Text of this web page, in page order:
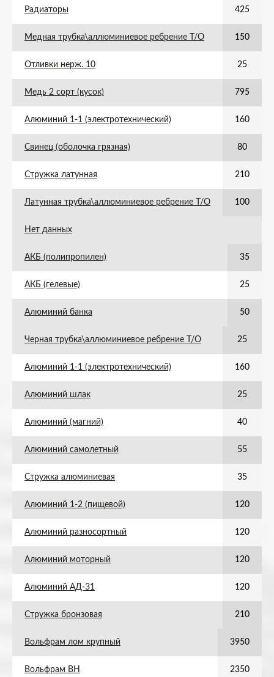
Радиаторы 425
Медная трубка\аллюминиевое ребрение Т/О 150
Отливки нерж. 10 25
Медь 2 сорт (кусок) 795
Алюминий 1-1 (электротехнический) 160
Свинец (оболочка грязная) 80
Стружка латунная 210
Латунная трубка\аллюминиевое ребрение Т/О 100
Нет данных
АКБ (полипропилен) 35
АКБ (гелевые) 25
Алюминий банка 50
Черная трубка\аллюминиевое ребрение Т/О 25
Алюминий 1-1 (электротехнический) 160
Алюминий шлак 25
Алюминий (магний) 40
Алюминий самолетный 55
Стружка алюминиевая 35
Алюминий 1-2 (пищевой) 120
Алюминий разносортный 120
Алюминий моторный 120
Алюминий АД-31 120
Стружка бронзовая 210
Вольфрам лом крупный 3950
Вольфрам ВН 2350